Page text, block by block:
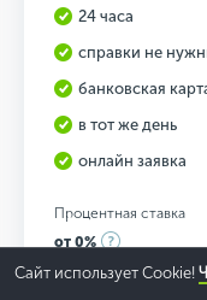
24 часа
справки не
банковская
в тот же день
онлайн заявка
Процентная ставка
от 0%
Максимальный срок
Сайт использует Cookie!